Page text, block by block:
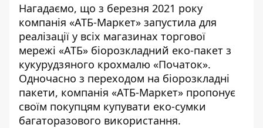
Нагадаємо, що з березня 2021 року
компанія «АТБ-Маркет» запустила для
реалізації у всіх магазинах торгової
мережі «АТБ» біорозкладний еко-пакет з
кукурудзяного крохмалю «Початок».
Одночасно з переходом на біорозкладні
пакети, компанія «АТБ-Маркет» пропонує
своїм покупцям купувати еко-сумки
багаторазового використання.